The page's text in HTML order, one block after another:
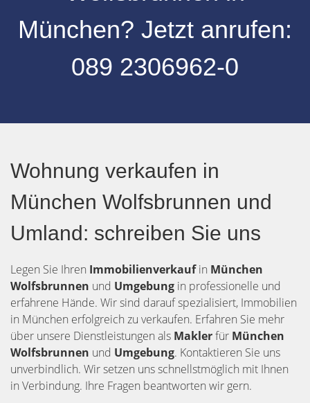
München? Jetzt anrufen:
089 2306962-0
Wohnung verkaufen in
München Wolfsbrunnen und
Umland: schreiben Sie uns
Legen Sie Ihren Immobilienverkaufin München
Wolfsbrunnen und Umgebung in professionelle und
erfahrene Hände. Wir sind darauf spezialisiert, Immobilien
in München erfolgreich zu verkaufen. Erfahren Sie mehr
über unsere Dienstleistungen als Maklerfür München
Wolfsbrunnen und Umgebung. Kontaktieren Sie uns
unverbindlich. Wir setzen uns schnellstmöglich mit Ihnen
in Verbindung. Ihre Fragen beantworten wir gern.